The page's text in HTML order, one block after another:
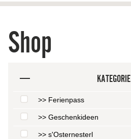
Shop
KATEGORIE
>> Ferienpass
>> Geschenkideen
>> s'Osternesterl